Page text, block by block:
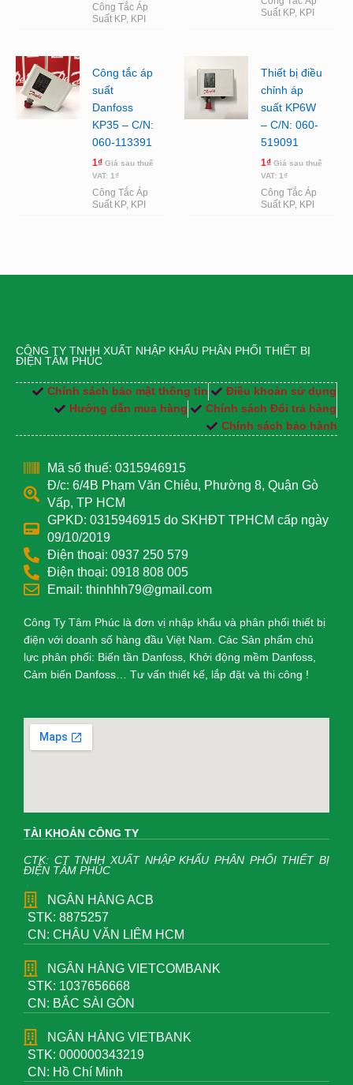
Công Tắc Áp
Suất KP, KPI
Suất KP, KPI
Công tắc áp
suất
Danfoss
KP35 – C/N:
060-113391
1₫ Giá sau thuế
VAT: 1₫
Công Tắc Áp
Suất KP, KPI
Thiết bị điều
chỉnh áp
suất KP6W
– C/N: 060-
519091
1₫ Giá sau thuế
VAT: 1₫
Công Tắc Áp
Suất KP, KPI
CÔNG TY TNHH XUẤT NHẬP KHẨU PHÂN PHỐI THIẾT BỊ
ĐIỆN TÂM PHÚC
Chính sách bảo mật thông tin
Điều khoản sử dụng
Hướng dẫn mua hàng
Chính sách Đổi trả hàng
Chính sách bảo hành
Mã số thuế: 0315946915
Đ/c: 6/4B Phạm Văn Chiêu, Phường 8, Quận Gò
Vấp, TP HCM
GPKD: 0315946915 do SKHĐT TPHCM cấp ngày
09/10/2019
Điện thoại: 0937 250 579
Điện thoại: 0918 808 005
Email: thinhhh79@gmail.com
Công Ty Tâm Phúc là đơn vị nhập khẩu và phân phối thiết bị
điện với doanh số hàng đầu Việt Nam. Các Sản phẩm chủ
lực phân phối: Biến tần Danfoss, Khởi động mềm Danfoss,
Cảm biến Danfoss… Tư vấn thiết kế, lắp đặt và thi công !
TÀI KHOẢN CÔNG TY
CTK: CT TNHH XUẤT NHẬP KHẨU PHÂN PHỐI THIẾT BỊ
ĐIỆN TÂM PHÚC
NGÂN HÀNG ACB
STK: 8875257
CN: CHÂU VĂN LIÊM HCM
NGÂN HÀNG VIETCOMBANK
STK: 1037656668
CN: BẮC SÀI GÒN
NGÂN HÀNG VIETBANK
STK: 000000343219
CN: Hồ Chí Minh